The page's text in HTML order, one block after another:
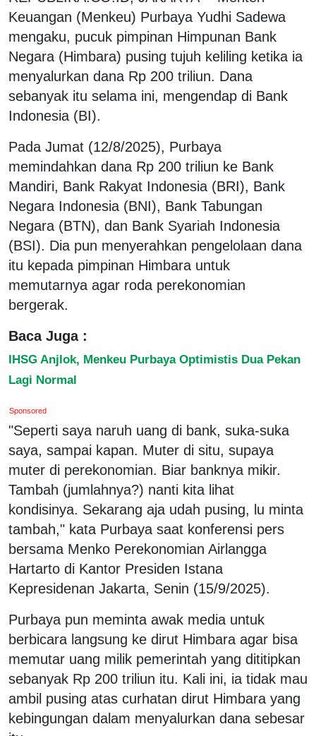
Keuangan (Menkeu) Purbaya Yudhi Sadewa
mengaku, pucuk pimpinan Himpunan Bank
Negara (Himbara) pusing tujuh keliling ketika ia
menyalurkan dana Rp 200 triliun. Dana
sebanyak itu selama ini, mengendap di Bank
Indonesia (BI).
Pada Jumat (12/8/2025), Purbaya
memindahkan dana Rp 200 triliun ke Bank
Mandiri, Bank Rakyat Indonesia (BRI), Bank
Negara Indonesia (BNI), Bank Tabungan
Negara (BTN), dan Bank Syariah Indonesia
(BSI). Dia pun menyerahkan pengelolaan dana
itu kepada pimpinan Himbara untuk
memutarnya agar roda perekonomian
bergerak.
Baca Juga :
IHSG Anjlok, Menkeu Purbaya Optimistis Dua Pekan
Lagi Normal
Sponsored
"Seperti saya naruh uang di bank, suka-suka
saya, sampai kapan. Muter di situ, supaya
muter di perekonomian. Biar banknya mikir.
Tambah (jumlahnya?) nanti kita lihat
kondisinya. Sekarang aja udah pusing, lu minta
tambah," kata Purbaya saat konferensi pers
bersama Menko Perekonomian Airlangga
Hartarto di Kantor Presiden Istana
Kepresidenan Jakarta, Senin (15/9/2025).
Purbaya pun meminta awak media untuk
berbicara langsung ke dirut Himbara agar bisa
memutar uang milik pemerintah yang dititipkan
sebanyak Rp 200 triliun itu. Kali ini, ia tidak mau
ambil pusing atas curhatan dirut Himbara yang
kebingungan dalam menyalurkan dana sebesar